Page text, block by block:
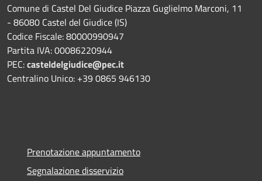
Comune di Castel Del Giudice Piazza Guglielmo Marconi, 11
- 86080 Castel del Giudice (IS)
Codice Fiscale: 80000990947
Partita IVA: 00086220944
PEC:casteldelgiudice@pec.it
Centralino Unico: +39 0865 946130
Prenotazione appuntamento
Segnalazione disservizio